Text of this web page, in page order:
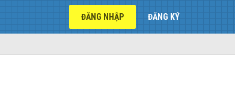
ĐĂNG NHẬP ĐĂNG KÝ